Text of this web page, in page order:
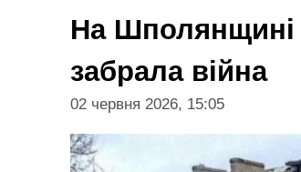
На Шполянщині
забрала війна
02 червня 2026, 15:05